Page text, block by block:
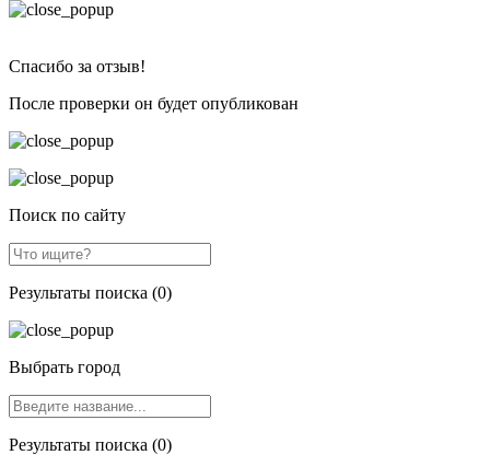
Спасибо за отзыв!
После проверки он будет опубликован
Поиск по сайту
Результаты поиска (0)
Выбрать город
Результаты поиска (0)